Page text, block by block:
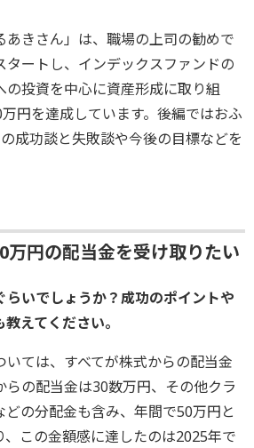
あきさん」は、職場の上司の勧めで
タートし、インデックスファンドの
の投資を中心に資産形成に取り組
円を達成しています。後編ではおふ
成功談と失敗談や今後の目標などを
万円の配当金を受け取りたい
らいでしょうか？成功のポイントや
えてください。
ては、すべてが株式からの配当金
らの配当金は30数万円、その他クラ
どの分配金も含み、年間で50万円と
、この金額感に達したのは2025年で